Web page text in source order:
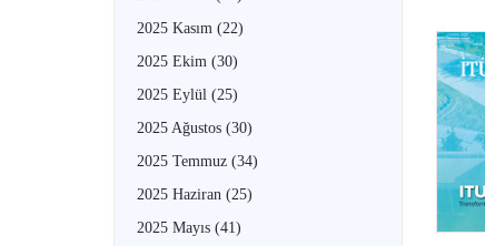
2025 Kasım (22)
2025 Ekim (30)
2025 Eylül (25)
2025 Ağustos (30)
2025 Temmuz (34)
2025 Haziran (25)
2025 Mayıs (41)